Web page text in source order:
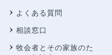
よくある質問
相談窓口
牧会者とその家族のた